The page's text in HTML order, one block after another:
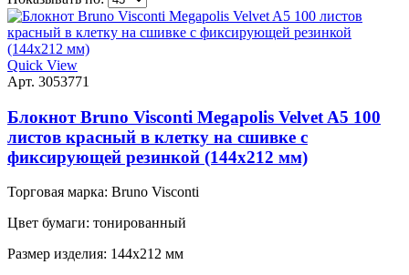
Quick View
Арт. 3053771
Блокнот Bruno Visconti Megapolis Velvet A5 100
листов красный в клетку на сшивке с
фиксирующей резинкой (144х212 мм)
Торговая марка: Bruno Visconti
Цвет бумаги: тонированный
Размер изделия: 144x212 мм